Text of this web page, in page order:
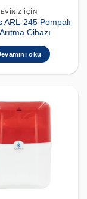
EVINIZ İÇIN
ARL-245 Pompalı
Cihazı
oku